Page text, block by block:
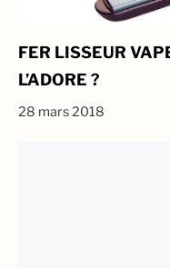
FER LISSEUR
L’ADORE ?
28 mars 2018